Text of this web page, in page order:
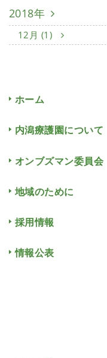
2018年
12月 (1)
ホーム
内潟療護園について
オンブズマン委員会
地域のために
採用情報
情報公表